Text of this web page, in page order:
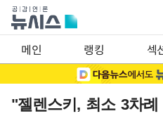
메인 랭킹 섹
"젤렌스키, 최소 3차